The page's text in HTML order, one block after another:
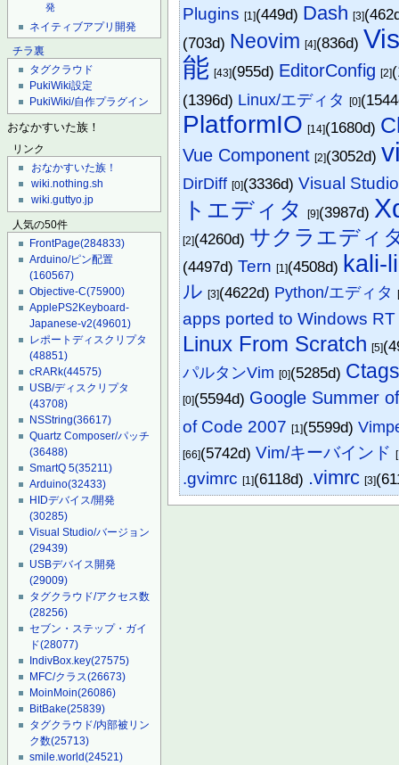
発
ネイティブアプリ開発
チラ裏
タグクラウド
PukiWiki設定
PukiWiki/自作プラグイン
おなかすいた族！
リンク
おなかすいた族！
wiki.nothing.sh
wiki.guttyo.jp
人気の50件
FrontPage(284833)
Arduino/ピン配置
(160567)
Objective-C(75900)
ApplePS2Keyboard-
Japanese-v2(49601)
レポートディスクリプタ
(48851)
cRARk(44575)
USB/ディスクリプタ
(43708)
NSString(36617)
Quartz Composer/パッチ
(36488)
SmartQ 5(35211)
Arduino(32433)
HIDデバイス/開発
(30285)
Visual Studio/バージョン
(29439)
USBデバイス開発
(29009)
タグクラウド/アクセス数
(28256)
セブン・ステップ・ガイ
ド(28077)
IndivBox.key(27575)
MFC/クラス(26673)
MoinMoin(26086)
BitBake(25839)
タグクラウド/内部被リン
ク数(25713)
smile.world(24521)
Plugins [1](449d) Dash [3]
(703d) Neovim [4](836d)
能 [43](955d) EditorConfig [2]
(1396d) Linux/エディタ [0]
PlatformIO [14](1680d)
Vue Component [2](3052d)
DirDiff [0](3336d)Visual
トエディタ [9](3987d)
[2](4260d) サクラエディ
(4497d)Tern [1](4508d) kali-
ル [3](4622d) Python/エディタ
apps ported to Windows RT
Linux From Scratch [5]
パルタンVim [0](5285d)
[0](5594d) Google Summer
of Code 2007 [1](5599d)
[66](5742d)Vim/キーバインド
.gvimrc [1](6118d) .vimrc [3]